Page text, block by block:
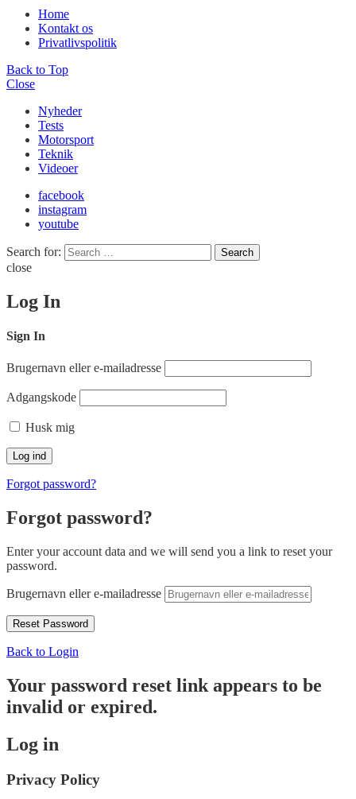
Home
Kontakt os
Privatlivspolitik
Back to Top
Close
Nyheder
Tests
Motorsport
Teknik
Videoer
facebook
instagram
youtube
Search for: Search
close
Log In
Sign In
Brugernavn eller e-mailadresse
Adgangskode
Husk mig
Forgot password?
Forgot password?
Enter your account data and we will send you a link to reset your
password.
Brugernavn eller e-mailadresse
Back to Login
Your password reset link appears to be
invalid or expired.
Log in
Privacy Policy